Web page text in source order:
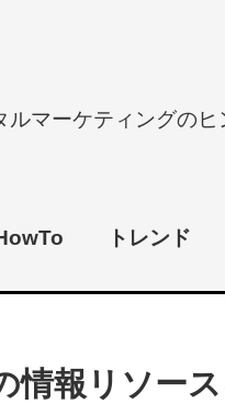
ルマーケティングの
トレンド
情報リソー